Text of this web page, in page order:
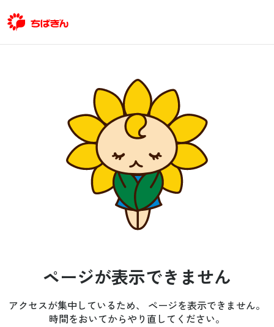
ページが表示できません
アクセスが集中しているため、 ページを表示できません。
時間をおいてからやり直してください。